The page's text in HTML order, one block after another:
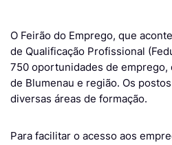
O Feirão do Emprego, que
de Qualificação Profissional
750 oportunidades de emprego,
de Blumenau e região. Os
diversas áreas de formação.
Para facilitar o acesso aos